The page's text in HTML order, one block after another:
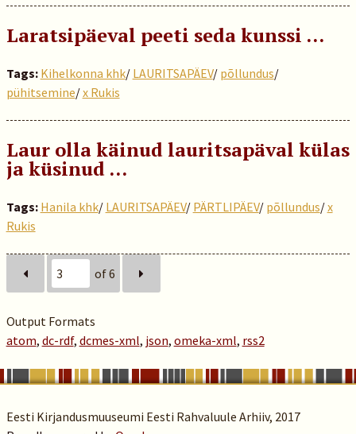
Laratsipäeval peeti seda kunssi …
Tags: Kihelkonna khk/ LAURITSAPÄEV/ põllundus/
pühitsemine/x Rukis
Laur olla käinud lauritsapäval külas
ja küsinud …
Tags: Hanila khk/ LAURITSAPÄEV/ PÄRTLIPÄEV/ põllundus/x
Rukis
of 6
Output Formats
atom, dc-rdf, dcmes-xml, json, omeka-xml, rss2
Eesti Kirjandusmuuseumi Eesti Rahvaluule Arhiiv, 2017